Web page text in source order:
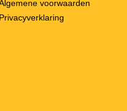
voorwaarden
Privacyverklaring